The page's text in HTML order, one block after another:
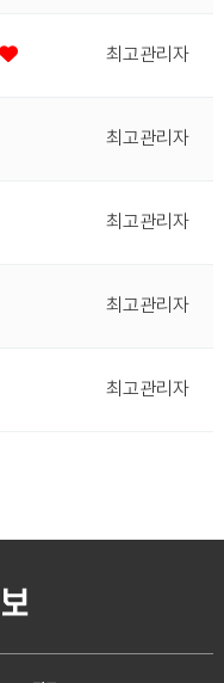
최고관리자
최고관리자
최고관리자
최고관리자
최고관리자